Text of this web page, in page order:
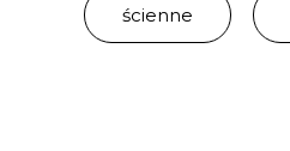
ścienne